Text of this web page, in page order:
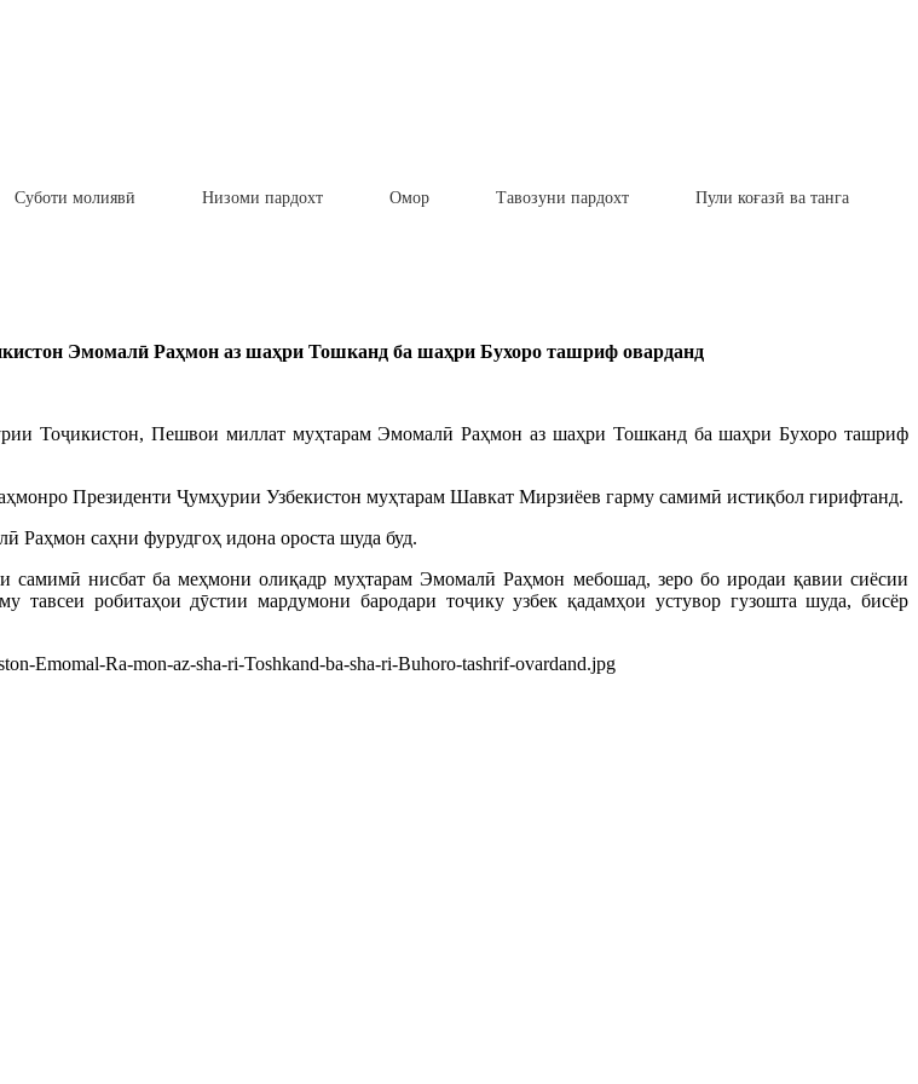
Суботи молиявӣ Низоми пардохт Омор Тавозуни пардохт Пули коғазӣ ва танга
Эмомалӣ Раҳмон аз шаҳри Тошканд ба шаҳри Бухоро ташриф оварданд
Тоҷикистон, Пешвои миллат муҳтарам Эмомалӣ Раҳмон аз шаҳри Тошканд ба шаҳри Бухоро ташриф
Президенти Ҷумҳурии Узбекистон муҳтарам Шавкат Мирзиёев гарму самимӣ истиқбол гирифтанд.
Раҳмон саҳни фурудгоҳ идона ороста шуда буд.
самимӣ нисбат ба меҳмони олиқадр муҳтарам Эмомалӣ Раҳмон мебошад, зеро бо иродаи қавии сиёсии
робитаҳои дӯстии мардумони бародари тоҷику узбек қадамҳои устувор гузошта шуда, бисёр